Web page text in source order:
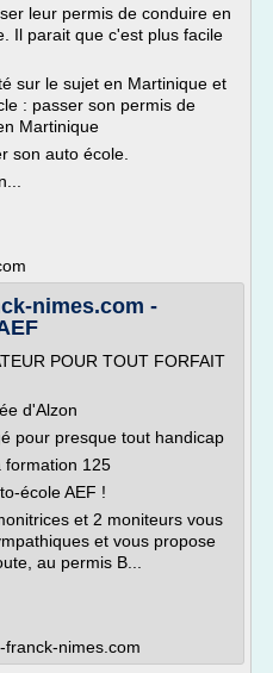
leur permis de conduire en
Il parait que c'est plus facile
sur le sujet en Martinique et
: passer son permis de
Martinique
son auto école.
nimes.com -
POUR TOUT FORFAIT
d'Alzon
pour presque tout handicap
formation 125
école AEF !
et 2 moniteurs vous
et vous propose
au permis B...
nimes.com